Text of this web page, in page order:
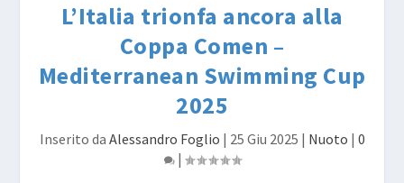
L’Italia trionfa ancora alla
Coppa Comen –
Mediterranean Swimming Cup
2025
Inserito da Alessandro Foglio | 25 Giu 2025 | Nuoto | 0
|